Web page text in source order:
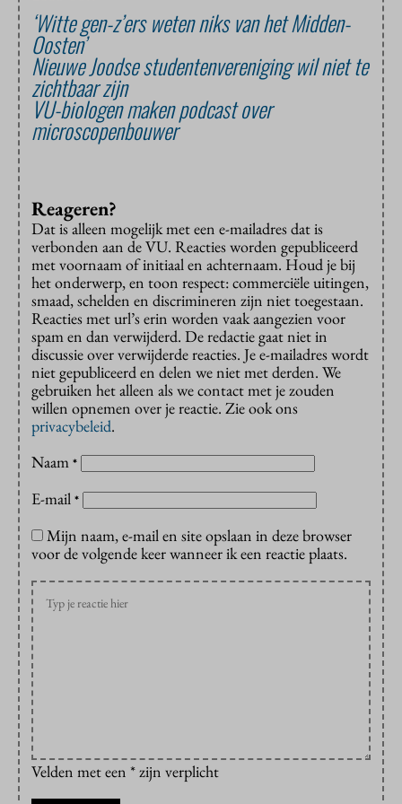
‘Witte gen-z’ers weten niks van het Midden-
Oosten’
Nieuwe Joodse studentenvereniging wil niet te
zichtbaar zijn
VU-biologen maken podcast over
microscopenbouwer
Reageren?
Dat is alleen mogelijk met een e-mailadres dat is
verbonden aan de VU. Reacties worden gepubliceerd
met voornaam of initiaal en achternaam. Houd je bij
het onderwerp, en toon respect: commerciële uitingen,
smaad, schelden en discrimineren zijn niet toegestaan.
Reacties met url’s erin worden vaak aangezien voor
spam en dan verwijderd. De redactie gaat niet in
discussie over verwijderde reacties. Je e-mailadres wordt
niet gepubliceerd en delen we niet met derden. We
gebruiken het alleen als we contact met je zouden
willen opnemen over je reactie. Zie ook ons
privacybeleid.
Naam *
E-mail *
Mijn naam, e-mail en site opslaan in deze browser
voor de volgende keer wanneer ik een reactie plaats.
Velden met een * zijn verplicht